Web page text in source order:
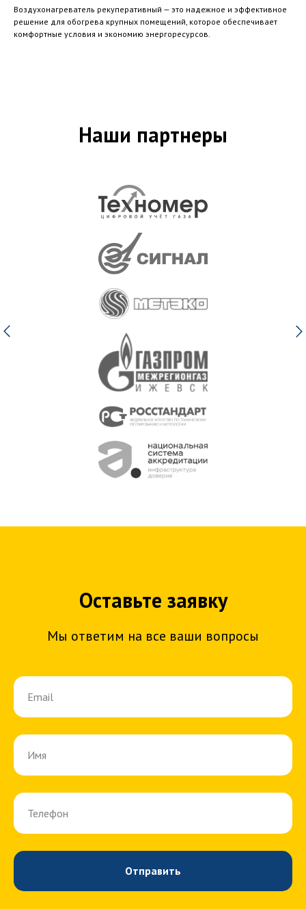
Воздухонагреватель рекуперативный — это надежное и эффективное
решение для обогрева крупных помещений, которое обеспечивает
комфортные условия и экономию энергоресурсов.
Наши партнеры
Оставьте заявку
Мы ответим на все ваши вопросы
Email
Имя
Телефон
Отправить